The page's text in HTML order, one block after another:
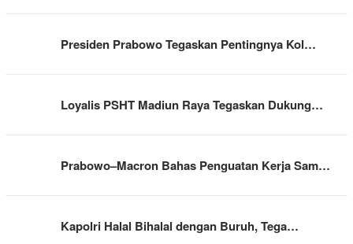
Presiden Prabowo Tegaskan Pentingnya Kol…
Loyalis PSHT Madiun Raya Tegaskan Dukung…
Prabowo–Macron Bahas Penguatan Kerja Sam…
Kapolri Halal Bihalal dengan Buruh, Tega…